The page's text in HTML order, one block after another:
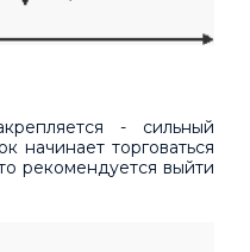
- сильный
начинает торговаться
рекомендуется выйти